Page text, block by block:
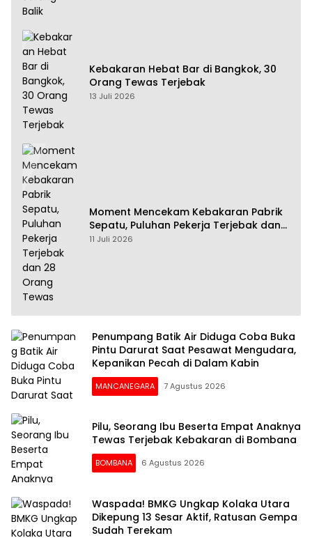
Kebakaran Hebat Bar di Bangkok, 30
Orang Tewas Terjebak
13 Juli 2026
Moment Mencekam Kebakaran Pabrik
Sepatu, Puluhan Pekerja Terjebak dan
28 Orang Tewas
11 Juli 2026
Penumpang Batik Air Diduga Coba Buka
Pintu Darurat Saat Pesawat Mengudara,
Kepanikan Pecah di Dalam Kabin
MANCANEGARA 7 Agustus 2026
Pilu, Seorang Ibu Beserta Empat Anaknya
Tewas Terjebak Kebakaran di Bombana
BOMBANA 6 Agustus 2026
Waspada! BMKG Ungkap Kolaka Utara
Dikepung 13 Sesar Aktif, Ratusan Gempa
Sudah Terekam